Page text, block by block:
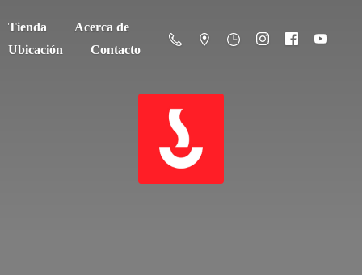
Tienda
Acerca de
Ubicación
Contacto